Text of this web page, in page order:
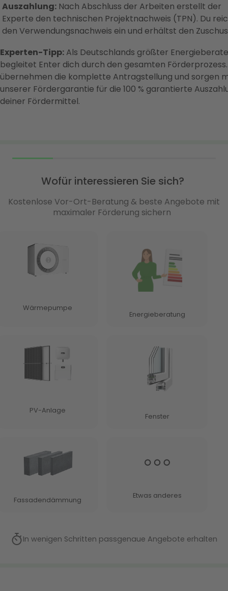
Auszahlung: Nach Abschluss der Arbeiten erstellt der
Experte den technischen Projektnachweis (TPN). Du
den Verwendungsnachweis ein und erhältst den
Experten-Tipp: Als Deutschlands größter
begleitet Enter dich durch den gesamten
übernehmen die komplette Antragstellung und sorgen
unserer Fördergarantie für die 100 % garantierte
deiner Fördermittel.